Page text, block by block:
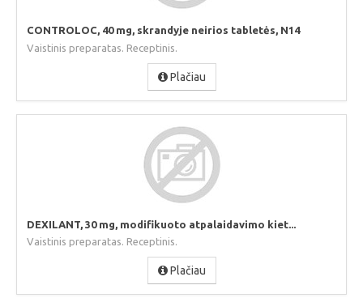
CONTROLOC, 40 mg, skrandyje neirios tabletės, N14
Vaistinis preparatas. Receptinis.
Plačiau
DEXILANT, 30 mg, modifikuoto atpalaidavimo kiet...
Vaistinis preparatas. Receptinis.
Plačiau